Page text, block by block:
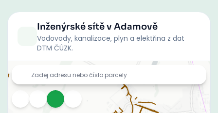
Inženýrské sítěv Adamově
Vodovody, kanalizace, plyn a elektřina z dat
DTM ČÚZK.